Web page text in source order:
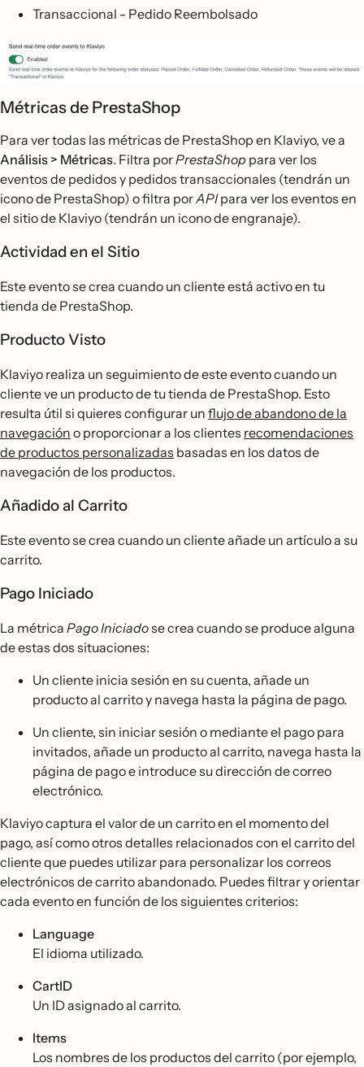
Transaccional - Pedido Reembolsado
Métricas de PrestaShop
Para ver todas las métricas de PrestaShop en Klaviyo, ve a
Análisis > Métricas. Filtra porPrestaShop para ver los
eventos de pedidos y pedidos transaccionales (tendrán un
icono de PrestaShop) o filtra porAPIpara ver los eventos en
el sitio de Klaviyo (tendrán un icono de engranaje).
Actividad en el Sitio
Este evento se crea cuando un cliente está activo en tu
tienda de PrestaShop.
Producto Visto
Klaviyo realiza un seguimiento de este evento cuando un
cliente ve un producto de tu tienda de PrestaShop. Esto
resulta útil si quieres configurar un flujo de abandono de la
navegación o proporcionar a los clientes recomendaciones
de productos personalizadas basadas en los datos de
navegación de los productos.
Añadido al Carrito
Este evento se crea cuando un cliente añade un artículo a su
carrito.
Pago Iniciado
La métrica Pago Iniciadose crea cuando se produce alguna
de estas dos situaciones:
Un cliente inicia sesión en su cuenta, añade un
producto al carrito y navega hasta la página de pago.
Un cliente, sin iniciar sesión o mediante el pago para
invitados, añade un producto al carrito, navega hasta la
página de pago e introduce su dirección de correo
electrónico.
Klaviyo captura el valor de un carrito en el momento del
pago, así como otros detalles relacionados con el carrito del
cliente que puedes utilizar para personalizar los correos
electrónicos de carrito abandonado. Puedes filtrar y orientar
cada evento en función de los siguientes criterios:
Language
El idioma utilizado.
CartID
Un ID asignado al carrito.
Items
Los nombres de los productos del carrito (por ejemplo,